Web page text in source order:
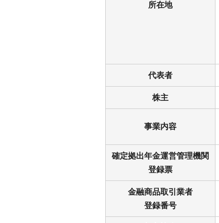
所在地
代表者
株主
事業内容
確定拠出年金運営管理機関
登録票
金融商品取引業者
登録番号